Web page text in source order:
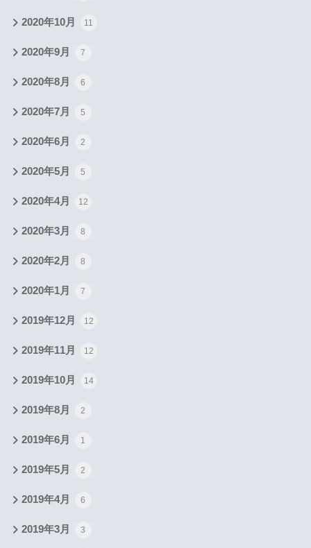
2020年10月 11
2020年9月 7
2020年8月 6
2020年7月 5
2020年6月 2
2020年5月 5
2020年4月 12
2020年3月 8
2020年2月 8
2020年1月 7
2019年12月 12
2019年11月 12
2019年10月 14
2019年8月 2
2019年6月 1
2019年5月 2
2019年4月 6
2019年3月 3